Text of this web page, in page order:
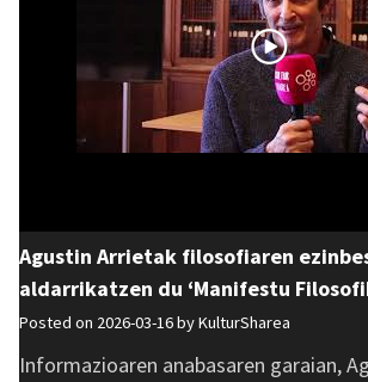
Agustin Arrietak filosofiaren
aldarrikatzen du ‘Manifestu
Posted on 2026-03-16 byKulturSharea
Informazioaren anabasaren garaian,